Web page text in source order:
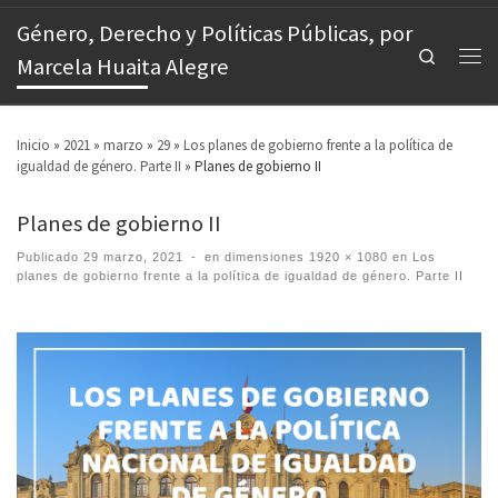
Género, Derecho y Políticas Públicas, por
Marcela Huaita Alegre
Search
Inicio » 2021 » marzo » 29 » Los planes de gobierno frente a la política de
igualdad de género. Parte II » Planes de gobierno II
Planes de gobierno II
Publicado 29 marzo, 2021 - en dimensiones 1920 × 1080 en Los
planes de gobierno frente a la política de igualdad de género. Parte II
Images navigation